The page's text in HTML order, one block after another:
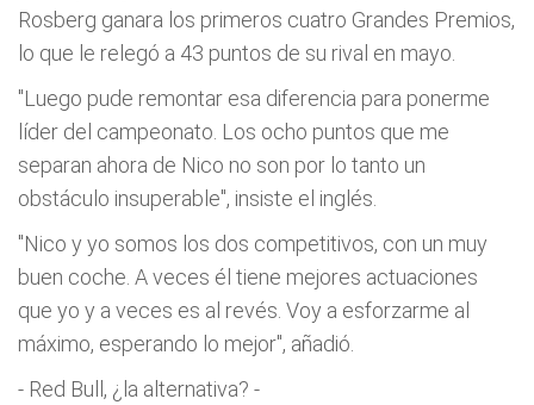
Rosberg ganara los primeros cuatro Grandes Premios,
lo que le relegó a 43 puntos de su rival en mayo.
"Luego pude remontar esa diferencia para ponerme
líder del campeonato. Los ocho puntos que me
separan ahora de Nico no son por lo tanto un
obstáculo insuperable", insiste el inglés.
"Nico y yo somos los dos competitivos, con un muy
buen coche. A veces él tiene mejores actuaciones
que yo y a veces es al revés. Voy a esforzarme al
máximo, esperando lo mejor", añadió.
- Red Bull, ¿la alternativa? -